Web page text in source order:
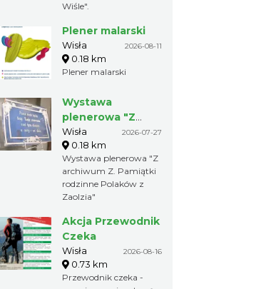
Wiśle".
Plener malarski
Wisła 2026-08-11
0.18 km
Plener malarski
Wystawa
plenerowa "Z
archiwum Z.
Pamiątki rodzinne
Polaków z
Zaolzia"
Wisła 2026-07-27
0.18 km
Wystawa plenerowa "Z
archiwum Z. Pamiątki
rodzinne Polaków z
Zaolzia"
Akcja Przewodnik
Czeka
Wisła 2026-08-16
0.73 km
Przewodnik czeka -